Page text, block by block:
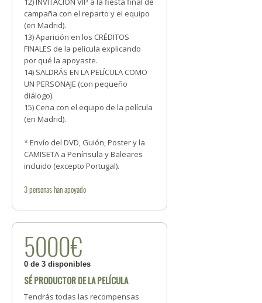
campaña con el reparto y el equipo
(en Madrid).
13) Aparición en los CRÉDITOS
FINALES de la película explicando
por qué la apoyaste.
14) SALDRÁS EN LA PELÍCULA COMO
UN PERSONAJE (con pequeño
diálogo).
15) Cena con el equipo de la película
(en Madrid).
* Envío del DVD, Guión, Poster y la
CAMISETA a Península y Baleares
incluido (excepto Portugal).
3personashan apoyado
5000€
0 de 3 disponibles
SÉ PRODUCTOR DE LA PELÍCULA
Tendrás todas las recompensas